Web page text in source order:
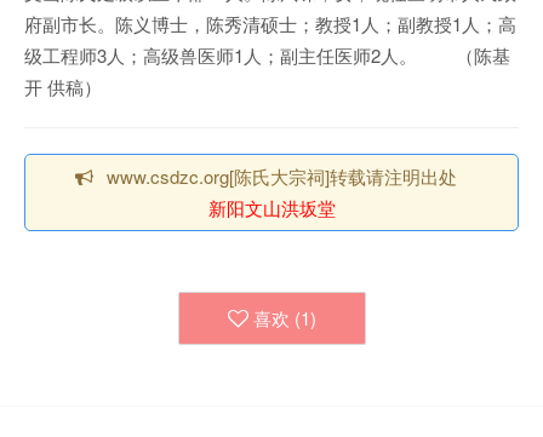
府副市长。陈义博士，陈秀清硕士；教授1人；副教授1人；高
级工程师3人；高级兽医师1人；副主任医师2人。 （陈基
开 供稿）
www.csdzc.org[陈氏大宗祠]转载请注明出处
新阳文山洪坂堂
喜欢 (1)